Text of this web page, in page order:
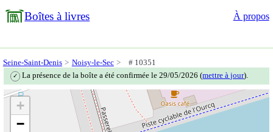
Boîtes à livres À propos
Seine-Saint-Denis Noisy-le-Sec # 10351
✓ La présence de la boîte a été confirmée le 29/05/2026 (mettre à jour).
+
−